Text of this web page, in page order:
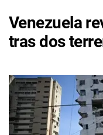
Venezuela
tras dos